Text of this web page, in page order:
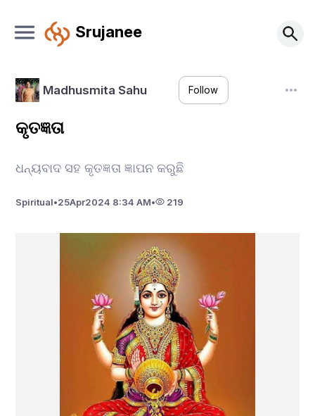
Srujanee
Madhusmita Sahu Follow
କୃତଜ୍ଞତା
ଧନ୍ୟବାଦ ସହ କୃତଜ୍ଞତା ଜ୍ଞାପନ କରୁଛି
Spiritual•25Apr2024 8:34 AM• 219